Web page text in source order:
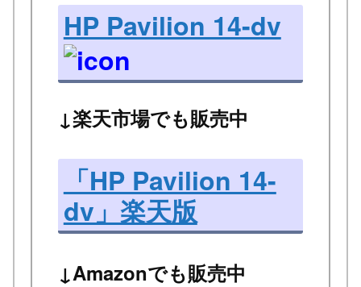
HP Pavilion 14-dv
↓楽天市場でも販売中
「HP Pavilion 14-
dv」楽天版
↓Amazonでも販売中